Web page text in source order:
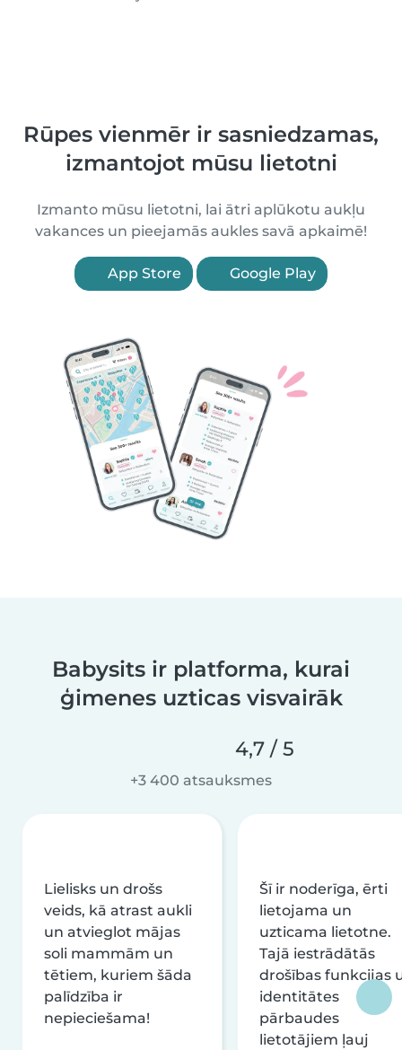
Rūpes vienmēr ir sasniedzamas,
izmantojot mūsu lietotni
Izmanto mūsu lietotni, lai ātri aplūkotu aukļu
vakances un pieejamās aukles savā apkaimē!
App Store Google Play
Babysits ir platforma, kurai
ģimenes uzticas visvairāk
4,7 / 5
+3 400 atsauksmes
Lielisks un drošs
veids, kā atrast aukli
un atvieglot mājas
soli mammām un
tētiem, kuriem šāda
palīdzība ir
nepieciešama!
Šī ir noderīga, ērti
lietojama un
uzticama lietotne.
Tajā iestrādātās
drošības funkcijas
identitātes
pārbaudes
lietotājiem ļauj